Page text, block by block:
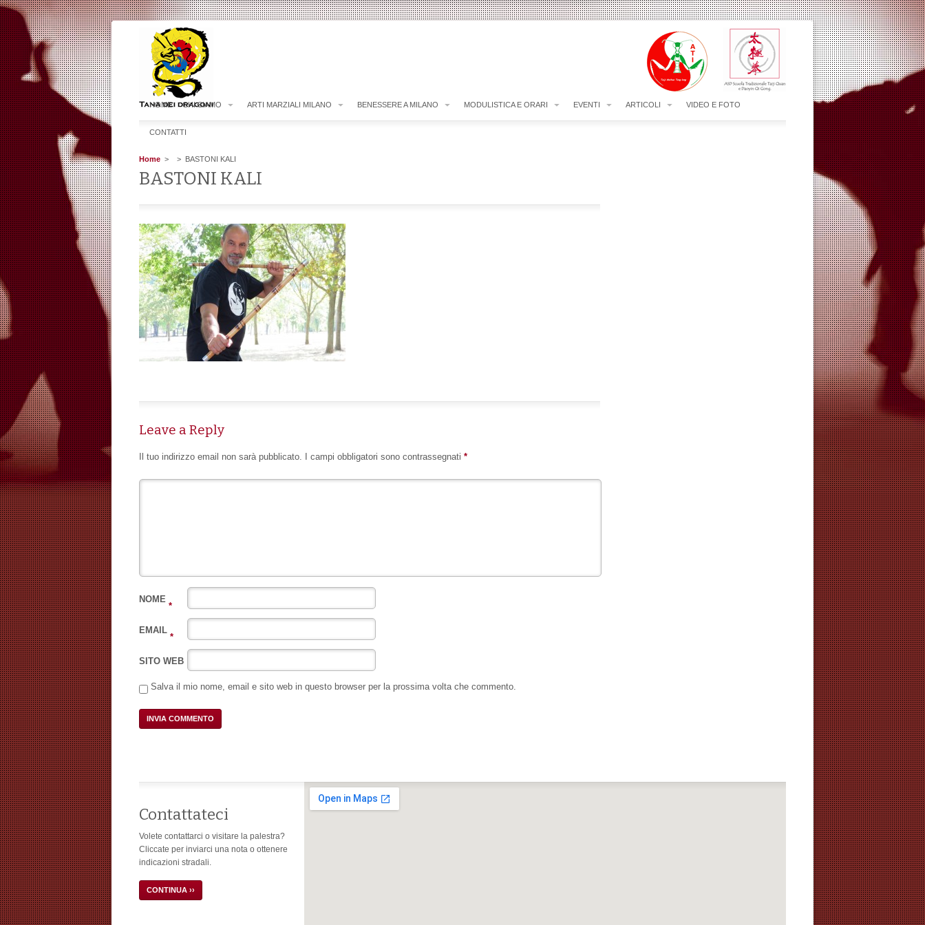
HOME CHI SIAMO ARTI MARZIALI MILANO BENESSERE A MILANO MODULISTICA E ORARI EVENTI ARTICOLI VIDEO E FOTO
CONTATTI
Home > > BASTONI KALI
BASTONI KALI
Leave a Reply
Il tuo indirizzo email non sarà pubblicato. I campi obbligatori sono contrassegnati *
NOME
*
EMAIL
*
SITO WEB
Salva il mio nome, email e sito web in questo browser per la prossima volta che commento.
Contattateci
Volete contattarci o visitare la palestra?
Cliccate per inviarci una nota o ottenere
indicazioni stradali.
CONTINUA ››